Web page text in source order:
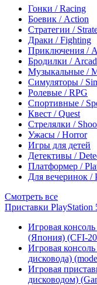
Гонки / Racing
Боевик / Action
Стратегии /
Драки / Fighting
Приключения /
Бродилки /
Музыкальные /
Симуляторы /
Ролевые / RPG
Спортивные /
Квест / Quest
Стрелялки /
Ужасы / Horror
Игры для детей
Детективы /
Платформер /
Для вечеринок /
Смотреть все
Приставки PlayStation
Игровая
(Япония) (CFI-
Игровая
дисковода)
Игровая
дисководом)